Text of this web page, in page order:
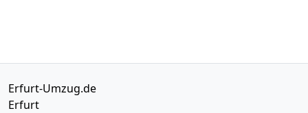
Erfurt-Umzug.de
Erfurt